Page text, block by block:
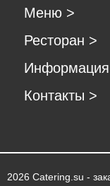
Меню >
Ресторан >
Информация
Контакты >
2026 Catering.su -